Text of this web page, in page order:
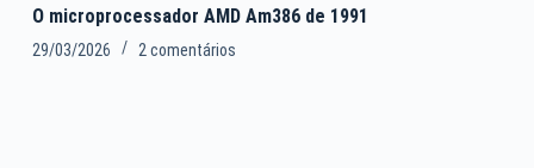
O microprocessador AMD Am386 de 1991
29/03/2026 2 comentários